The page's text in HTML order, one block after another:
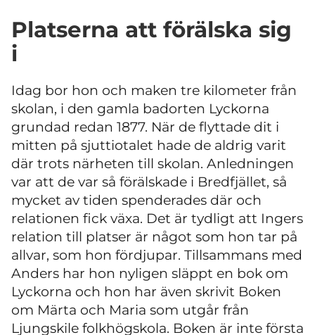
Platserna att förälska sig
i
Idag bor hon och maken tre kilometer från
skolan, i den gamla badorten Lyckorna
grundad redan 1877. När de flyttade dit i
mitten på sjuttiotalet hade de aldrig varit
där trots närheten till skolan. Anledningen
var att de var så förälskade i Bredfjället, så
mycket av tiden spenderades där och
relationen fick växa. Det är tydligt att Ingers
relation till platser är något som hon tar på
allvar, som hon fördjupar. Tillsammans med
Anders har hon nyligen släppt en bok om
Lyckorna och hon har även skrivit Boken
om Märta och Maria som utgår från
Ljungskile folkhögskola. Boken är inte första